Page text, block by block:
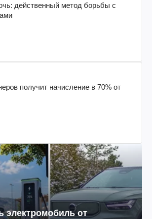
действенный метод борьбы с
получит начисление в 70% от
электромобиль от